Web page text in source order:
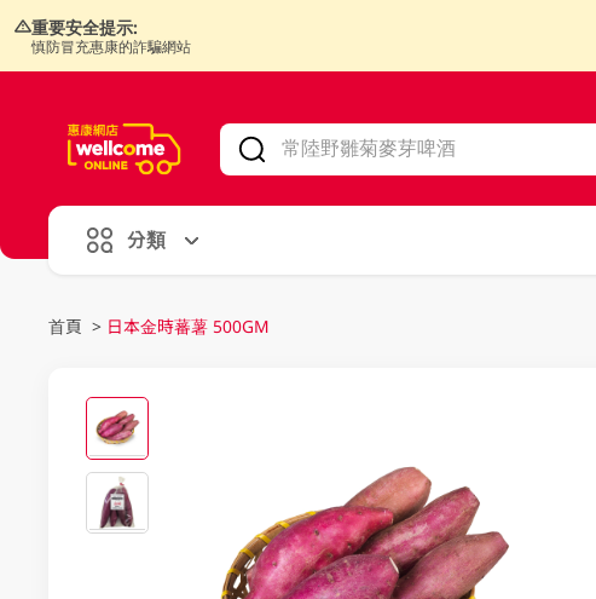
重要安全提示:
慎防冒充惠康的詐騙網站
分類
首頁 > 日本金時蕃薯 500GM